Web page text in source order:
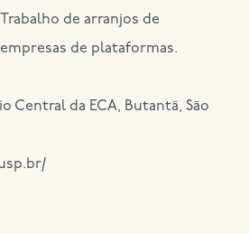
de arranjos de
de plataformas.
Central da ECA, Butantã, São